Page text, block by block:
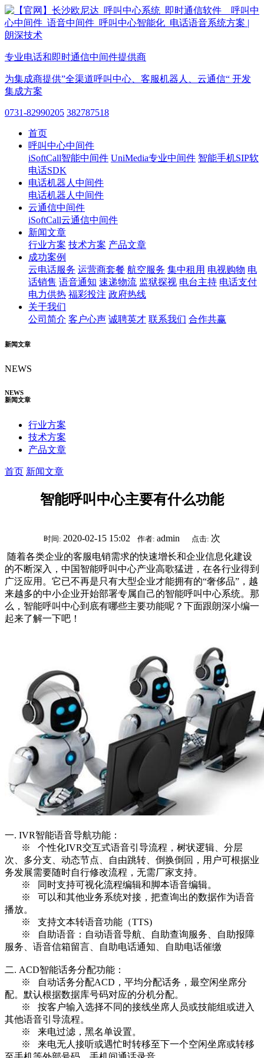
专业电话和即时通信中间件提供商
为集成商提供”全渠道呼叫中心、客服机器人、云通信“ 开发
集成方案
0731-82990205 382787518
首页
呼叫中心中间件
iSoftCall智能中间件 UniMedia专业中间件 智能手机SIP软
电话SDK
电话机器人中间件
电话机器人中间件
云通信中间件
iSoftCall云通信中间件
新闻文章
行业方案 技术方案 产品文章
成功案例
云电话服务 运营商套餐 航空服务 集中租用 电视购物 电
话销售 语音通知 速递物流 监狱探视 电台主持 电话支付
电力供热 福彩投注 政府热线
关于我们
公司简介 客户心声 诚聘英才 联系我们 合作共赢
新闻文章
NEWS
NEWS
新闻文章
行业方案
技术方案
产品文章
首页 新闻文章
智能呼叫中心主要有什么功能
时间: 2020-02-15 15:02 作者: admin 点击: 次
随着各类企业的客服电销需求的快速增长和企业信息化建设
的不断深入，中国智能呼叫中心产业高歌猛进，在各行业得到
广泛应用。它已不再是只有大型企业才能拥有的“奢侈品”，越
来越多的中小企业开始部署专属自己的智能呼叫中心系统。那
么，智能呼叫中心到底有哪些主要功能呢？下面跟朗深小编一
起来了解一下吧！
一. IVR智能语音导航功能：
※ 个性化IVR交互式语音引导流程，树状逻辑、分层
次、多分支、动态节点、自由跳转、倒换倒回，用户可根据业
务发展需要随时自行修改流程，无需厂家支持。
※ 同时支持可视化流程编辑和脚本语音编辑。
※ 可以和其他业务系统对接，把查询出的数据作为语音
播放。
※ 支持文本转语音功能（TTS)
※ 自助语音：自动语音导航、自助查询服务、自助报障
服务、语音信箱留言、自助电话通知、自助电话催缴
二. ACD智能话务分配功能：
※ 自动话务分配ACD，平均分配话务，最空闲坐席分
配。默认根据数据库号码对应的分机分配。
※ 按客户输入选择不同的接线坐席人员或技能组或进入
其他语音引导流程。
※ 来电过滤，黑名单设置。
※ 来电无人接听或遇忙时转移至下一个空闲坐席或转移